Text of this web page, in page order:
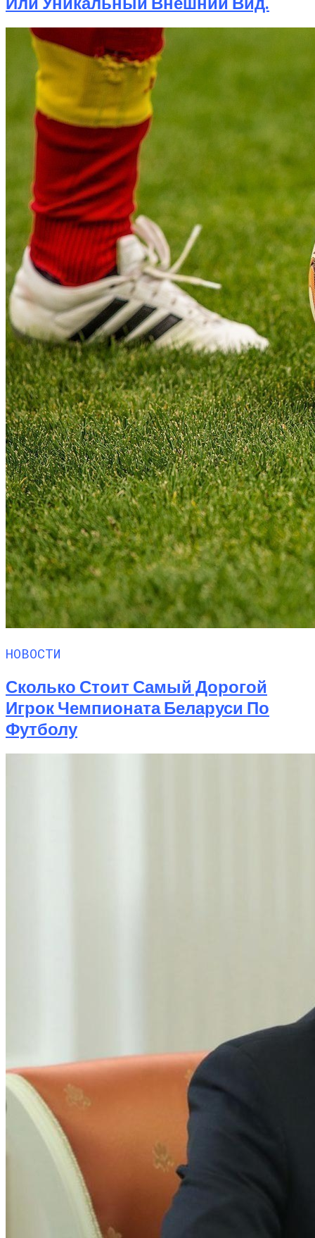
НОВОСТИ
Сколько Стоит Самый Дорогой
Игрок Чемпионата Беларуси По
Футболу